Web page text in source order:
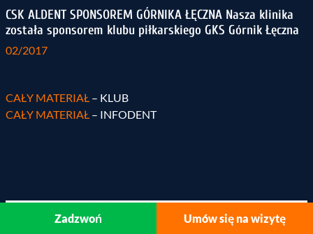
CSK ALDENT SPONSOREM GÓRNIKA ŁĘCZNA Nasza klinika
została sponsorem klubu piłkarskiego GKS Górnik Łęczna
02/2017
CAŁY MATERIAŁ – KLUB
CAŁY MATERIAŁ – INFODENT
Zadzwoń Umów się na wizytę